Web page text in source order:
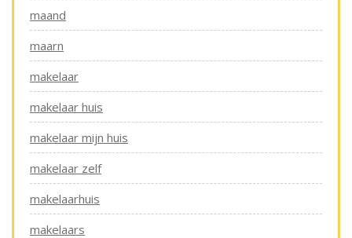
maand
maarn
makelaar
makelaar huis
makelaar mijn huis
makelaar zelf
makelaarhuis
makelaars